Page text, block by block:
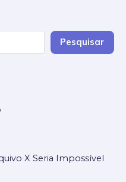
Pesquisar
X Seria Impossível